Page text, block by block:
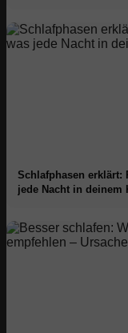
Schlafphasen erklärt:
jede Nacht in deinem